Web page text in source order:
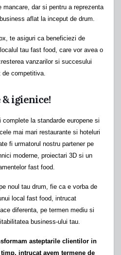
mancare, dar si pentru a reprezenta
aflat la inceput de drum.
te asiguri ca beneficiezi de
tau fast food, care vor avea o
vanzarilor si succesului
competitiva.
igienice!
la standarde europene si
mai mari restaurante si hoteluri
fi urmatorul nostru partener pe
moderne, proiectari 3D si un
fast food.
noul tau drum, fie ca e vorba de
local fast food, intrucat
diferenta, pe termen mediu si
business-ului tau.
asteptarile clientilor in
intrucat avem termene de